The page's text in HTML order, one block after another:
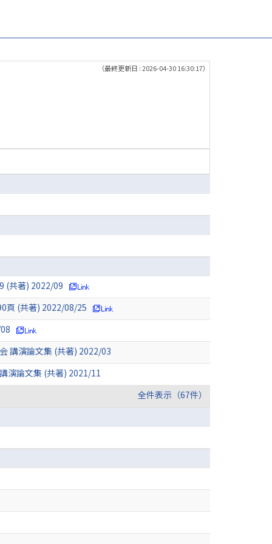
（最終更新日 : 2026-04-30 16:30:17）
(共著) 2022/09
頁 (共著) 2022/08/25
講演論文集 (共著) 2022/03
演論文集 (共著) 2021/11
全件表示（67件）